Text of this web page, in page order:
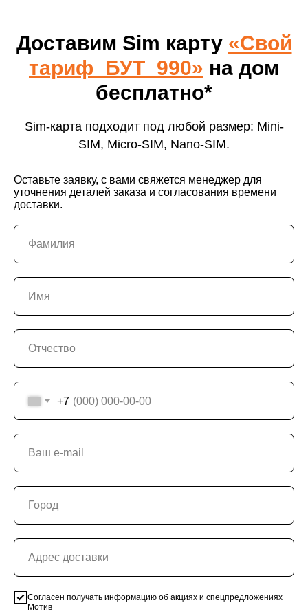
Доставим Sim карту «Свой
тариф_БУТ_990» на дом
бесплатно*
Sim-карта подходит под любой размер: Mini-
SIM, Micro-SIM, Nano-SIM.
Оставьте заявку, с вами свяжется менеджер для
уточнения деталей заказа и согласования времени
доставки.
+7
Cогласен получать информацию об акциях и спецпредложениях
Мотив